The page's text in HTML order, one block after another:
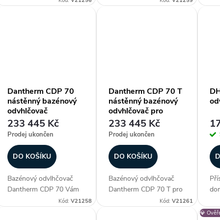
Dantherm CDP 70
nástěnný bazénový
odvhlčovač
233 445 Kč
Prodej ukončen
DO KOŠÍKU
Bazénový odvlhčovač
Dantherm CDP 70 Vám
zajistí ideální klima ve
Kód: V21258
Dantherm CDP 70 T
nástěnný bazénový
odvhlčovač pro
montáž do strojovny
233 445 Kč
Prodej ukončen
DO KOŠÍKU
Bazénový odvlhčovač
Dantherm CDP 70 T pro
montáž za zeď (doKód: V21261
💎